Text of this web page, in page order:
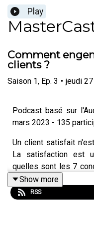
Play
Comment
clients ?
Saison 1, Ep. 3 • jeudi
Podcast basé sur
mars 2023 - 135
Un client satisfait
La satisfaction est
quelles sont les 7
et créer la fidélisation
Show more
RSS